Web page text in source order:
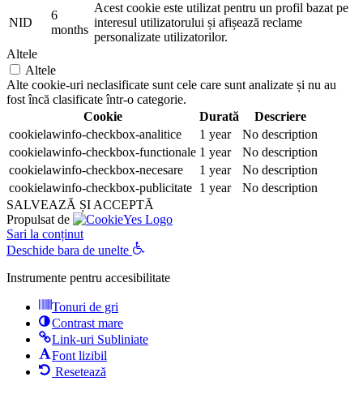
NID
6
months
Acest cookie este utilizat pentru un profil bazat pe
interesul utilizatorului și afișează reclame
personalizate utilizatorilor.
Altele
Altele
Alte cookie-uri neclasificate sunt cele care sunt analizate și nu au
fost încă clasificate într-o categorie.
Cookie
Durată
Descriere
cookielawinfo-checkbox-analitice
1 year
No description
cookielawinfo-checkbox-functionale 1 year
No description
cookielawinfo-checkbox-necesare
1 year
No description
cookielawinfo-checkbox-publicitate 1 year
No description
SALVEAZĂ ȘI ACCEPTĂ
Propulsat de
Sari la conținut
Deschide bara de unelte
Instrumente pentru accesibilitate
Tonuri de gri
Contrast mare
Link-uri Subliniate
Font lizibil
Resetează